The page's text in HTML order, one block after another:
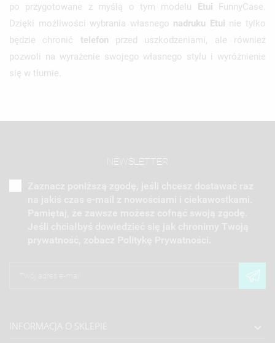
po przygotowane z myślą o tym modelu Etui FunnyCase.
Dzięki możliwości wybrania własnego nadruku Etui nie tylko
będzie chronić telefon przed uszkodzeniami, ale również
pozwoli na wyrażenie swojego własnego stylu i wyróżnienie
się w tłumie.
NEWSLETTER
INFORMACJA O SKLEPIE